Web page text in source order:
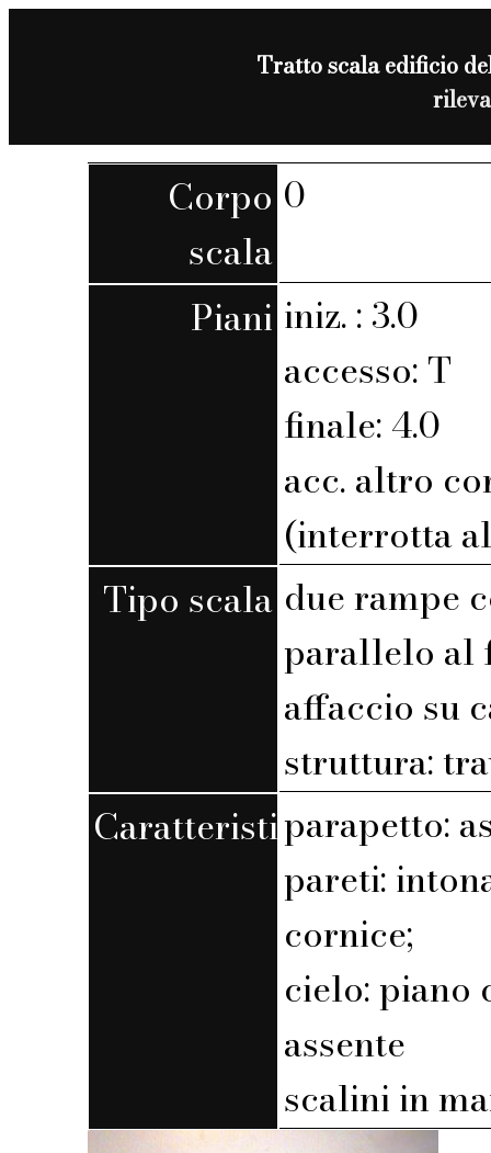
Tratto scala edificio
Corpo
scala
0
Piani iniz. : 3.0
accesso: T
finale: 4.0
acc. altro
(interrotta
Tipo scala due rampe
parallelo al
affaccio su
struttura:
Caratteristicheparapetto:
pareti:
cornice;
cielo: piano
assente
scalini in